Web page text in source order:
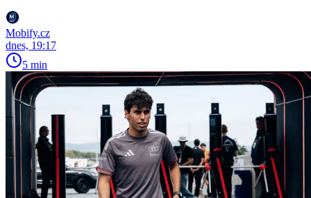
Mobify.cz
dnes, 19:17
5 min